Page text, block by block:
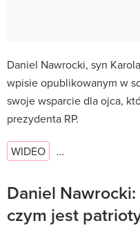
Daniel Nawrocki, syn
wpisie opublikowanym w
swoje wsparcie dla ojca,
prezydenta RP.
WIDEO …
Daniel Nawrocki:
czym jest